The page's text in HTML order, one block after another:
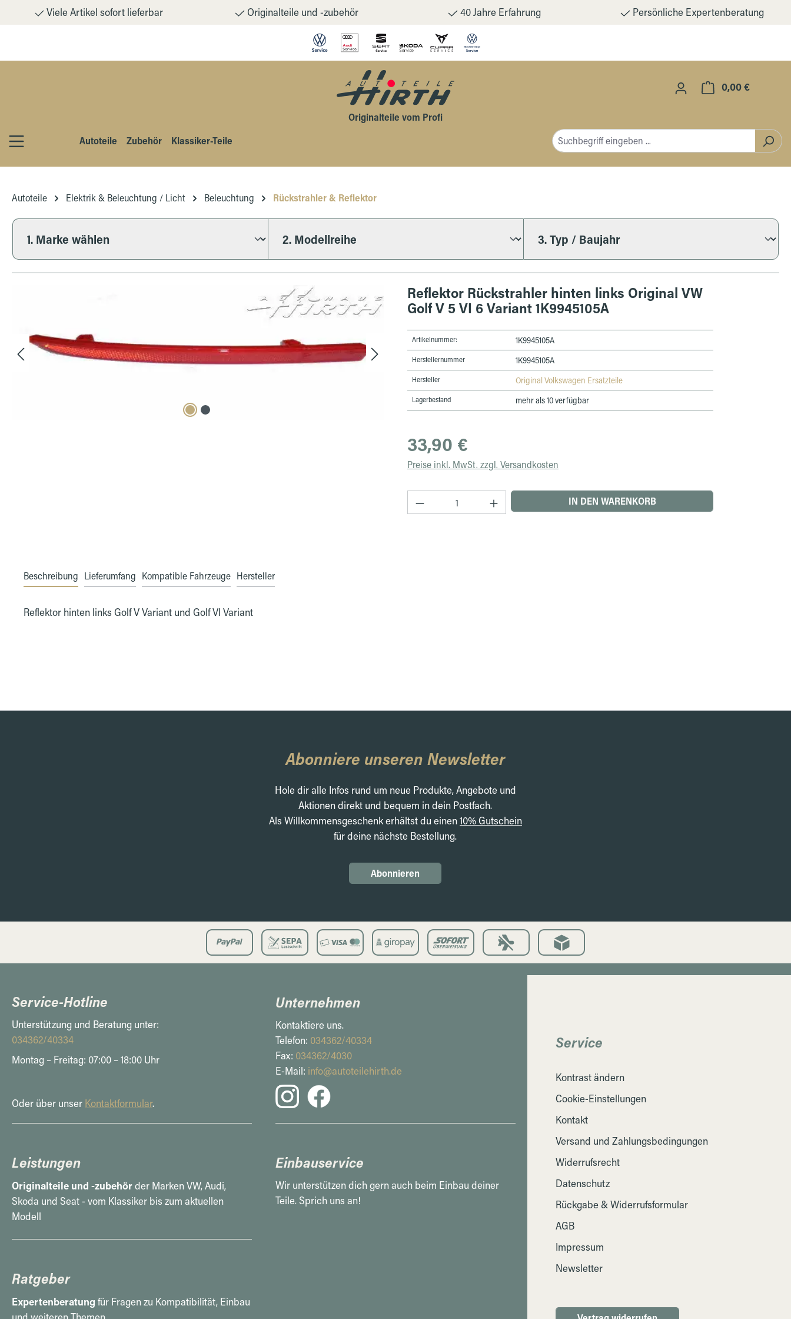
Hauptinhalt springen
Zur Suche springen
Zur Hauptnavigation springen
Viele Artikel sofort lieferbar Originalteile und -zubehör 40 Jahre Erfahrung Persönliche Expertenberatung
0,00 €
Originalteile vom Profi
Autoteile
Zubehör Klassiker-Teile
Autoteile Elektrik & Beleuchtung / Licht Beleuchtung Rückstrahler & Reflektor
Reflektor Rückstrahler hinten links Original VW
Golf V 5 VI 6 Variant 1K9945105A
Artikelnummer: 1K9945105A
Herstellernummer 1K9945105A
Hersteller Original Volkswagen Ersatzteile
Lagerbestand mehr als 10 verfügbar
Regulärer Preis:
33,90 €
Preise inkl. MwSt. zzgl. Versandkosten
Produkt Anzahl: Gib den gewünschten Wert ein oder benutze
IN DEN WARENKORB
Beschreibung Lieferumfang Kompatible Fahrzeuge Hersteller
Reflektor hinten links Golf V Variant und Golf VI Variant
Abonniere unseren Newsletter
Hole dir alle Infos rund um neue Produkte, Angebote und
Aktionen direkt und bequem in dein Postfach.
Als Willkommensgeschenk erhältst du einen10% Gutschein
für deine nächste Bestellung.
Abonnieren
Service-Hotline
Unterstützung und Beratung unter:
034362/40334
Montag – Freitag: 07:00 – 18:00 Uhr
Oder über unser Kontaktformular.
Unternehmen
Kontaktiere uns.
Telefon: 034362/40334
Fax: 034362/4030
E-Mail: info@autoteilehirth.de
Leistungen
Originalteile und -zubehörder Marken VW, Audi,
Skoda und Seat - vom Klassiker bis zum aktuellen
Modell
Einbauservice
Wir unterstützen dich gern auch beim Einbau deiner
Teile. Sprich uns an!
Ratgeber
Expertenberatung für Fragen zu Kompatibilität, Einbau
Service
Kontrast ändern
Cookie-Einstellungen
Kontakt
Versand und Zahlungsbedingungen
Widerrufsrecht
Datenschutz
Rückgabe & Widerrufsformular
AGB
Impressum
Newsletter